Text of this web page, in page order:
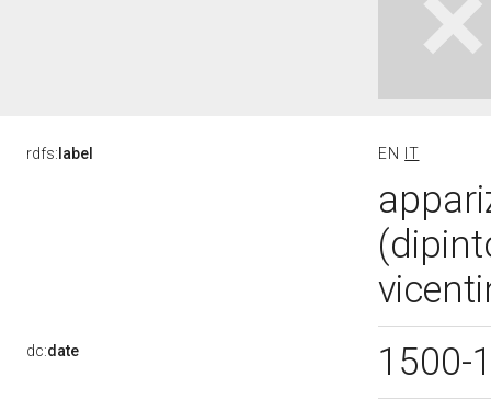
rdfs: label EN IT
dc:date 1500-